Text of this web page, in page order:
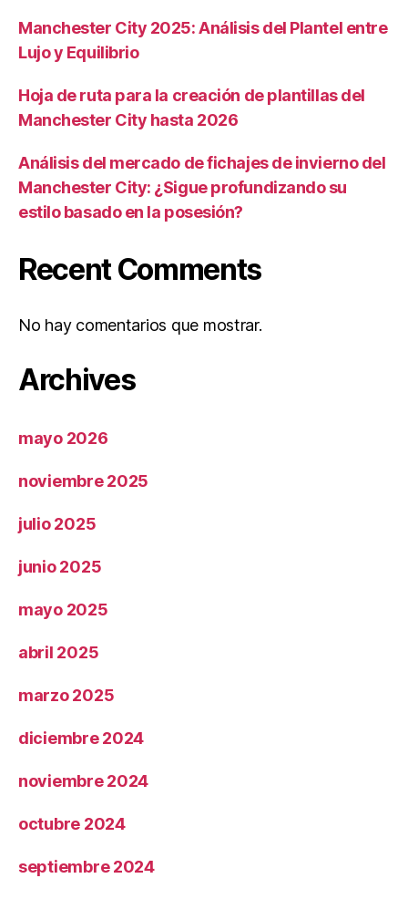
Manchester City 2025: Análisis del Plantel entre
Lujo y Equilibrio
Hoja de ruta para la creación de plantillas del
Manchester City hasta 2026
Análisis del mercado de fichajes de invierno del
Manchester City: ¿Sigue profundizando su
estilo basado en la posesión?
Recent Comments
No hay comentarios que mostrar.
Archives
mayo 2026
noviembre 2025
julio 2025
junio 2025
mayo 2025
abril 2025
marzo 2025
diciembre 2024
noviembre 2024
octubre 2024
septiembre 2024